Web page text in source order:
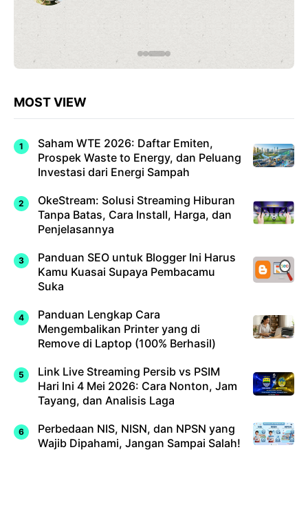
Cara Belajar yang Tepat Anak Tumbuh Sesuai
Potensinya
MOST VIEW
Saham WTE 2026: Daftar Emiten,
Prospek Waste to Energy, dan Peluang
Investasi dari Energi Sampah
OkeStream: Solusi Streaming Hiburan
Tanpa Batas, Cara Install, Harga, dan
Penjelasannya
Panduan SEO untuk Blogger Ini Harus
Kamu Kuasai Supaya Pembacamu
Suka
Panduan Lengkap Cara
Mengembalikan Printer yang di
Remove di Laptop (100% Berhasil)
Link Live Streaming Persib vs PSIM
Hari Ini 4 Mei 2026: Cara Nonton, Jam
Tayang, dan Analisis Laga
Perbedaan NIS, NISN, dan NPSN yang
Wajib Dipahami, Jangan Sampai Salah!